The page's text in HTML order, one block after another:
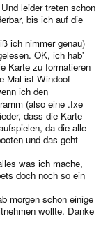
leider treten schon
bis ich auf die
ich nimmer genau)
OK, ich hab'
Karte zu formatieren
Mal ist Windoof
ich den
(also eine .fxe
dass die Karte
da die alle
und das geht
was ich mache,
doch noch so ein
morgen schon einige
wollte. Danke